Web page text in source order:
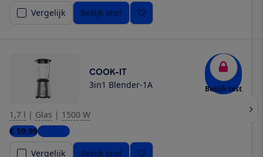
Vergelijk
Bekijk snel
COOK-IT
3in1 Blender-1A Bekijk test
1,7 l | Glas | 1500 W
€ 59,991 winkel
Vergelijk
Bekijk snel